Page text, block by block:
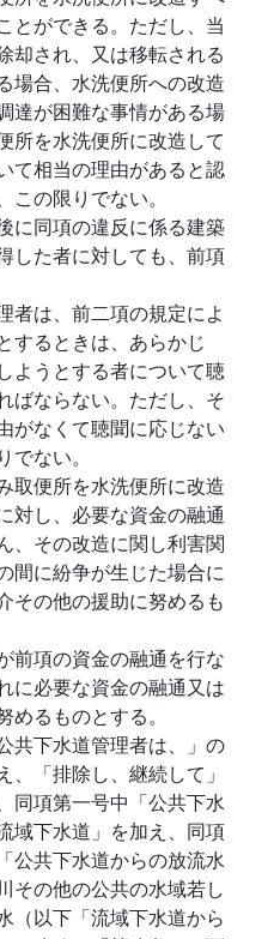
とができる。ただし、当
却され、又は移転される
場合、水洗便所への改造
達が困難な事情がある場
所を水洗便所に改造して
て相当の理由があると認
の限りでない。
に同項の違反に係る建築
した者に対しても、前項
者は、前二項の規定によ
するときは、あらかじ
ようとする者について聴
ばならない。ただし、そ
がなくて聴聞に応じない
でない。
取便所を水洗便所に改造
対し、必要な資金の融通
、その改造に関し利害関
間に紛争が生じた場合に
その他の援助に努めるも
前項の資金の融通を行な
に必要な資金の融通又は
めるものとする。
共下水道管理者は、」の
「排除し、継続して」
同項第一号中「公共下水
域下水道」を加え、同項
公共下水道からの放流水
その他の公共の水域若し
（以下「流域下水道から